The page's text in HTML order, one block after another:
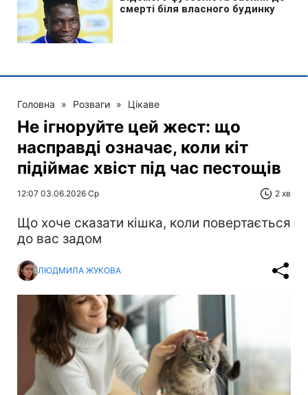
Головна » Розваги » Цікаве
Не ігноруйте цей жест: що
насправді означає, коли кіт
підіймає хвіст під час пестощів
12:07 03.06.2026 Ср 2 хв
Що хоче сказати кішка, коли повертається
до вас задом
ЛЮДМИЛА ЖУКОВА